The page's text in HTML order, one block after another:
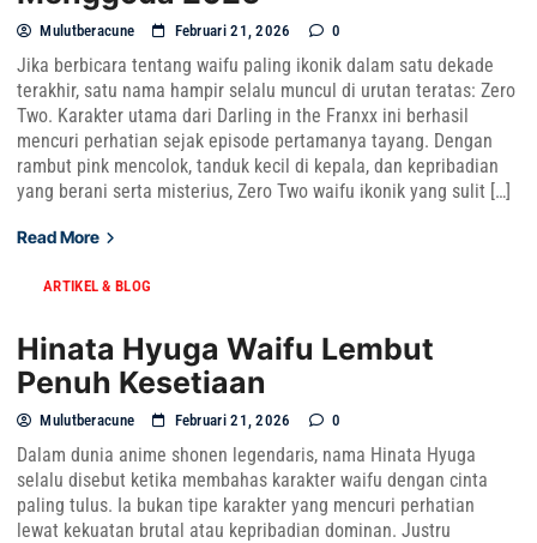
Mulutberacune Februari 21, 2026 0
Jika berbicara tentang waifu paling ikonik dalam satu dekade
terakhir, satu nama hampir selalu muncul di urutan teratas: Zero
Two. Karakter utama dari Darling in the Franxx ini berhasil
mencuri perhatian sejak episode pertamanya tayang. Dengan
rambut pink mencolok, tanduk kecil di kepala, dan kepribadian
yang berani serta misterius, Zero Two waifu ikonik yang sulit […]
Read More
ARTIKEL & BLOG
Hinata Hyuga Waifu Lembut
Penuh Kesetiaan
Mulutberacune Februari 21, 2026 0
Dalam dunia anime shonen legendaris, nama Hinata Hyuga
selalu disebut ketika membahas karakter waifu dengan cinta
paling tulus. Ia bukan tipe karakter yang mencuri perhatian
lewat kekuatan brutal atau kepribadian dominan. Justru